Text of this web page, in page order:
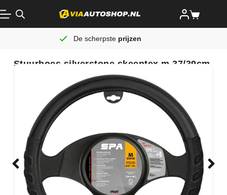
De scherpste prijzen
Stuurhoes silverstone skeentex m 37/39cm